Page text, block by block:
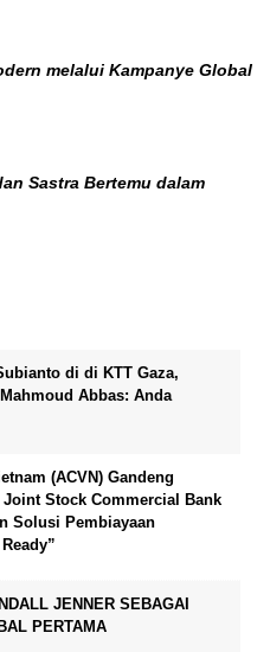
melalui Kampanye Global
Sastra Bertemu dalam
di di KTT Gaza,
Abbas: Anda
(ACVN) Gandeng
Stock Commercial Bank
Solusi Pembiayaan
JENNER SEBAGAI
PERTAMA